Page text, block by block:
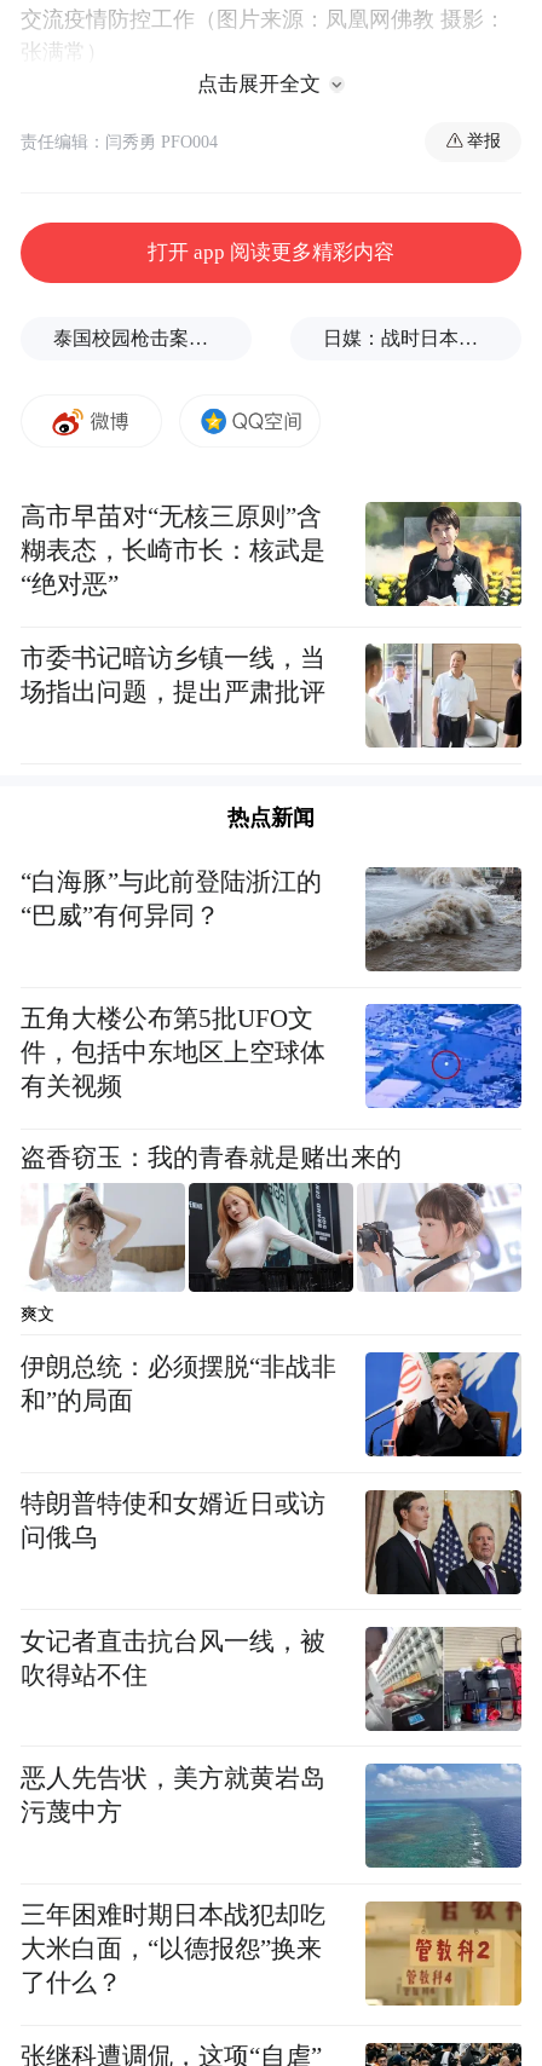
交流疫情防控工作（图片来源：凤凰网佛教 摄影：
张满常）
陈淑君，桂平市民宗局局长谢晔华，桂平市
龙华古寺、洗石庵督查指导新型冠状病毒感
染的肺炎疫情防控工作。广西佛教协会副会
长、贵港市佛教协会会长、桂平市佛教协会
市统战部、民宗局一行，并举行了防控工作
桂平市委常委、统战部部长陈淑君一行先后
到西山龙华古寺、洗石庵详细了解疫情防控
情况，指出，在疫情防控期间，宗教活动场
所要切实增强防控工作的责任感、紧迫感、
危机感；强化职责，密切关注，通力协作，
将新型冠状病毒感染的肺炎疫情防控工作作
决维护社会大局稳定。
在湛空大和尚的领导下，桂平市各宗教活动
场所均按照市统战部、民宗局等部门要求，
一、在疫情防控期间，坚决暂停关闭宗教活
动场所，杜绝一切形式的宗教聚集活动，避
免发生疫情蔓延；
二、通过悬挂宣传横幅、发放倡议书、思想
交流等形式，做好信教群众思想疏导工作；
三、要做好宗教活动场所日常消毒，工作人
员要坚持带好口罩，做好安全防护，要勤洗
手，注意个人卫生；
四、持续做好疫情动态、政策和防控知识宣
的肺炎是可防可控的，在日常生活中做好个
人防护，避免到封闭、空气不流通的公共场
五、引导信教群众不信谣、不传谣，坚定信
心，群防群控，助力全市做好疫情防控工
六、积极发扬“无缘大慈，同体大悲”的菩萨
精神，倡议佛教界和社会各界爱心人士和信
众，为抗击冠状肺炎疫情发起了募集善款活
动。截止2月4日，整个贵港市佛教界共为抗
击冠状肺炎疫情捐出了20万元善款。（凤凰
点击展开全文
责任编辑：闫秀勇 PFO004 举报
打开 app 阅读更多精彩内容
泰国校园枪击案致9死，枪手父亲道歉 日媒：战时日本多所大学进行输血人体实验，向患者注射动物血
高市早苗对“无核三原则”含
糊表态，长崎市长：核武是
“绝对恶”
市委书记暗访乡镇一线，当
场指出问题，提出严肃批评
热点新闻
“白海豚”与此前登陆浙江的
“巴威”有何异同？
五角大楼公布第5批UFO文
件，包括中东地区上空球体
有关视频
盗香窃玉：我的青春就是赌出来的
爽文
伊朗总统：必须摆脱“非战非
和”的局面
特朗普特使和女婿近日或访
问俄乌
女记者直击抗台风一线，被
吹得站不住
恶人先告状，美方就黄岩岛
污蔑中方
三年困难时期日本战犯却吃
大米白面，“以德报怨”换来
了什么？
张继科遭调侃，这项“自虐”